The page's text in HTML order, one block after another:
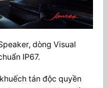
dòng Visual
IP67.
tán độc quyền